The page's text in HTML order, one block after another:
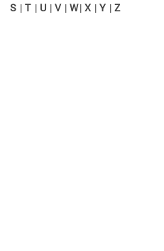
S | T | U | V | W| X | Y | Z